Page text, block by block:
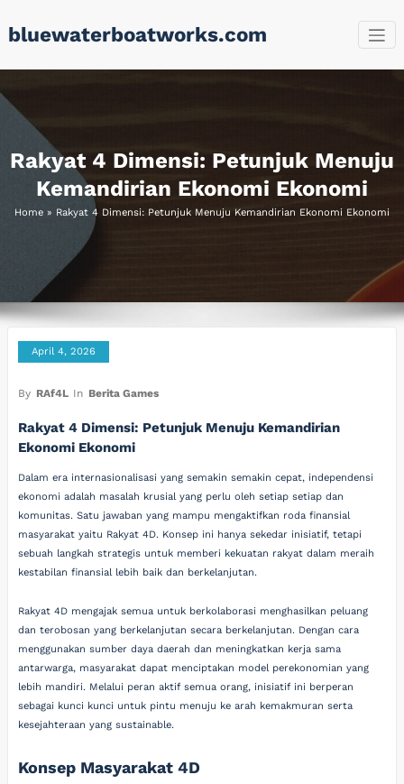
tobluewaterboatworks.com
Rakyat 4 Dimensi: Petunjuk Menuju
Kemandirian Ekonomi Ekonomi
Home » Rakyat 4 Dimensi: Petunjuk Menuju Kemandirian Ekonomi Ekonomi
April 4, 2026
By RAf4L In Berita Games
Rakyat 4 Dimensi: Petunjuk Menuju Kemandirian
Ekonomi Ekonomi
Dalam era internasionalisasi yang semakin semakin cepat, independensi
ekonomi adalah masalah krusial yang perlu oleh setiap setiap dan
komunitas. Satu jawaban yang mampu mengaktifkan roda finansial
masyarakat yaitu Rakyat 4D. Konsep ini hanya sekedar inisiatif, tetapi
sebuah langkah strategis untuk memberi kekuatan rakyat dalam meraih
kestabilan finansial lebih baik dan berkelanjutan.
Rakyat 4D mengajak semua untuk berkolaborasi menghasilkan peluang
dan terobosan yang berkelanjutan secara berkelanjutan. Dengan cara
menggunakan sumber daya daerah dan meningkatkan kerja sama
antarwarga, masyarakat dapat menciptakan model perekonomian yang
lebih mandiri. Melalui peran aktif semua orang, inisiatif ini berperan
sebagai kunci kunci untuk pintu menuju ke arah kemakmuran serta
kesejahteraan yang sustainable.
Konsep Masyarakat 4D